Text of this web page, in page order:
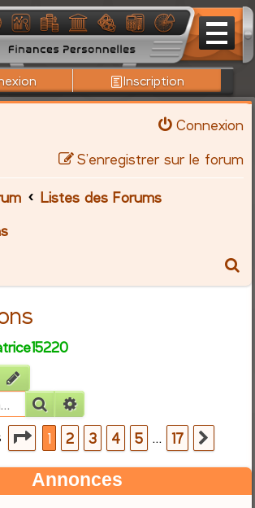
Inscription
Connexion
S’enregistrer sur le forum
Listes des Forums
c
h
Rechercher
Page1sur 17
1 2 3 4 5 … 17
Annonces